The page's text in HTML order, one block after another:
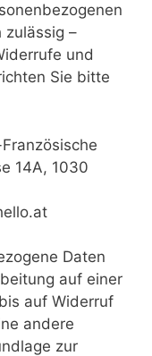
zulässig –
und
Sie bitte
14A, 1030
Daten
auf einer
auf Widerruf
andere
zur